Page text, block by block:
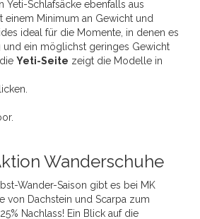
Yeti-Schlafsäcke ebenfalls aus
einem Minimum an Gewicht und
ideal für die Momente, in denen es
und ein möglichst geringes Gewicht
Yeti-Seite zeigt die Modelle in
Wanderschuhe
Wander-Saison gibt es bei MK
von Dachstein und Scarpa zum
Nachlass! Ein Blick auf die